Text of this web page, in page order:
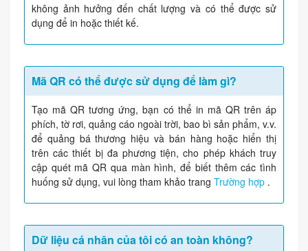
không ảnh hưởng đến chất lượng và có thể được sử
dụng để in hoặc thiết kế.
Mã QR có thể được sử dụng để làm gì?
Tạo mã QR tương ứng, bạn có thể in mã QR trên áp
phích, tờ rơi, quảng cáo ngoài trời, bao bì sản phẩm, v.v.
để quảng bá thương hiệu và bán hàng hoặc hiển thị
trên các thiết bị đa phương tiện, cho phép khách truy
cập quét mã QR qua màn hình, để biết thêm các tình
huống sử dụng, vui lòng tham khảo trang Trường hợp .
Dữ liệu cá nhân của tôi có an toàn không?